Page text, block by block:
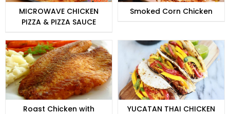
MICROWAVE CHICKEN
PIZZA & PIZZA SAUCE
Smoked Corn Chicken
Roast Chicken with YUCATAN THAI CHICKEN